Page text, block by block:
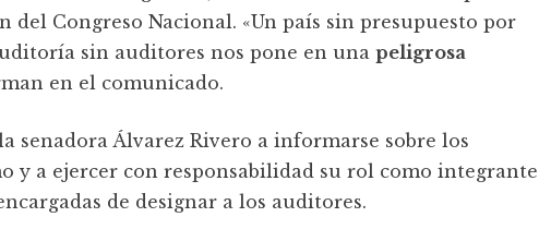
del Congreso Nacional. «Un país sin presupuesto por
sin auditores nos pone en una peligrosa
en el comunicado.
senadora Álvarez Rivero a informarse sobre los
y a ejercer con responsabilidad su rol como integrante
de designar a los auditores.